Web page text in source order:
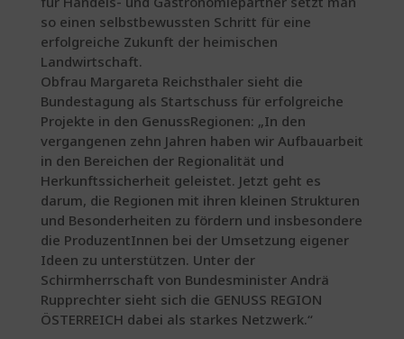
so einen selbstbewussten Schritt für eine
erfolgreiche Zukunft der heimischen
Landwirtschaft.
Obfrau Margareta Reichsthaler sieht die
Bundestagung als Startschuss für erfolgreiche
Projekte in den GenussRegionen: „In den
vergangenen zehn Jahren haben wir Aufbauarbeit
in den Bereichen der Regionalität und
Herkunftssicherheit geleistet. Jetzt geht es
darum, die Regionen mit ihren kleinen Strukturen
und Besonderheiten zu fördern und insbesondere
die ProduzentInnen bei der Umsetzung eigener
Ideen zu unterstützen. Unter der
Schirmherrschaft von Bundesminister Andrä
Rupprechter sieht sich die GENUSS REGION
ÖSTERREICH dabei als starkes Netzwerk.“